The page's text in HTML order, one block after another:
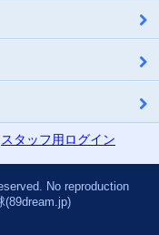
スタッフ用ログイン
No reproduction
(89dream.jp)